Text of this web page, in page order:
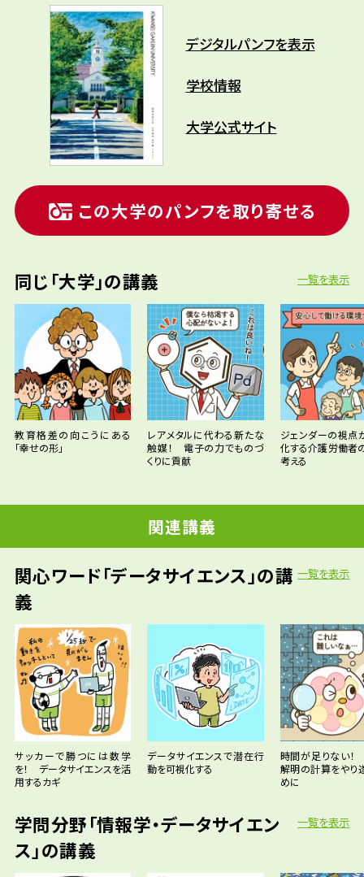
デジタルパンフを表示
学校情報
大学公式サイト
この大学のパンフを取り寄せる
同じ「大学」の講義 一覧を表示
教育格差の向こうにある
「幸せの形」
レアメタルに代わる新たな
触媒！ 電子の力でものづ
くりに貢献
ジェンダーの視点
化する介護労働者
考える
関連講義
関心ワード「データサイエンス」の講
義
サッカーで勝つには数学
を！ データサイエンスを活
用するカギ
データサイエンスで潜在行
動を可視化する
時間が足りない
解明の計算をやり
めに
一覧を表示
学問分野「情報学・データサイエン
ス」の講義
一覧を表示